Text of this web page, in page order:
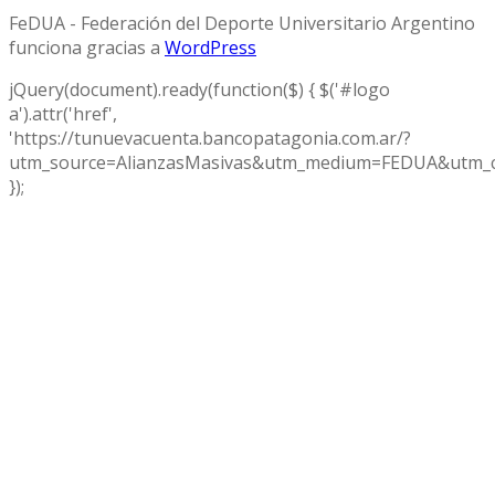
FeDUA - Federación del Deporte Universitario Argentino
funciona gracias a WordPress
jQuery(document).ready(function($) { $('#logo
a').attr('href',
'https://tunuevacuenta.bancopatagonia.com.ar/?
});